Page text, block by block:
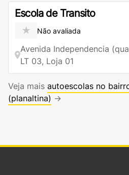
Escola de Transito
★ Não avaliada
Avenida Independencia
LT 03, Loja 01
Veja mais autoescolas no
(planaltina) →